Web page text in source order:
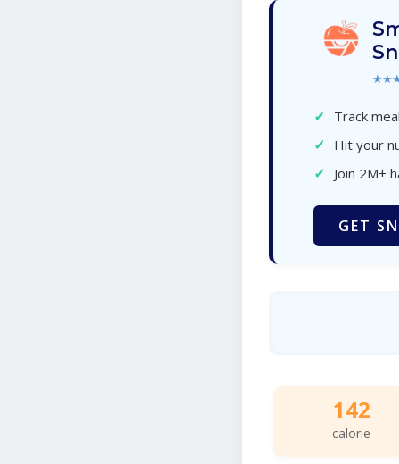
✓ Track
✓ Hit your
✓ Join 2M+
GET
142
calorie